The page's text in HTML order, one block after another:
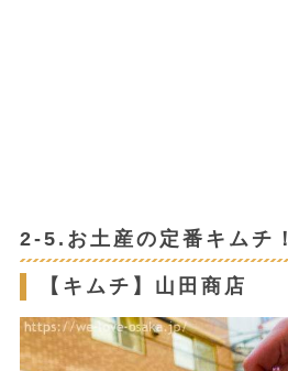
2-5.お土産の定番キムチ！
【キムチ】山田商店